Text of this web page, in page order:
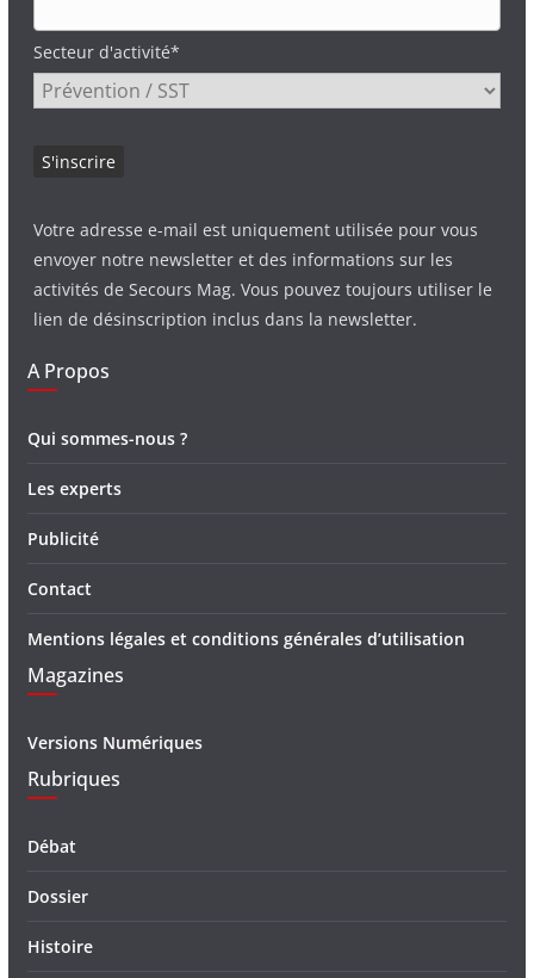
Secteur d'activité*
Votre adresse e-mail est uniquement utilisée pour vous
envoyer notre newsletter et des informations sur les
activités de Secours Mag. Vous pouvez toujours utiliser le
lien de désinscription inclus dans la newsletter.
A Propos
Qui sommes-nous ?
Les experts
Publicité
Contact
Mentions légales et conditions générales d’utilisation
Magazines
Versions Numériques
Rubriques
Débat
Dossier
Histoire